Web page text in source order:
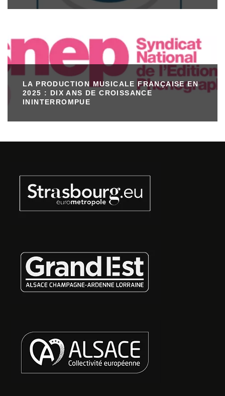
LA PRODUCTION MUSICALE FRANÇAISE EN
2025 : DIX ANS DE CROISSANCE
ININTERROMPUE